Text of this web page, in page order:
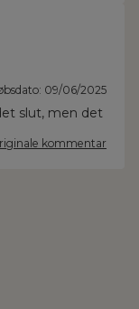
09/06/2025
slut, men det
kommentar